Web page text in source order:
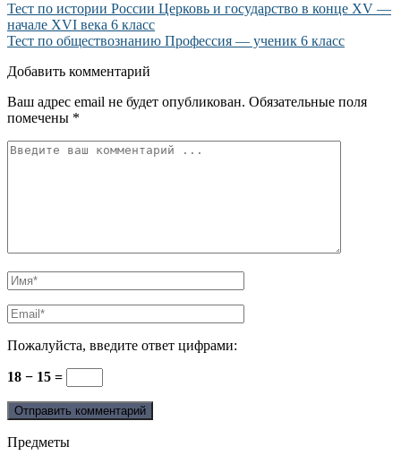
Тест по истории России Церковь и государство в конце XV —
начале XVI века 6 класс
Тест по обществознанию Профессия — ученик 6 класс
Добавить комментарий
Ваш адрес email не будет опубликован. Обязательные поля
помечены *
Пожалуйста, введите ответ цифрами:
18 − 15 =
Предметы